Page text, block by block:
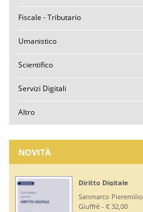
Fiscale - Tributario
Umanistico
Scientifico
Servizi Digitali
Altro
NOVITÀ
Diritto Digitale
Sanmarco Pieremilio
Giuffrè - € 32,00